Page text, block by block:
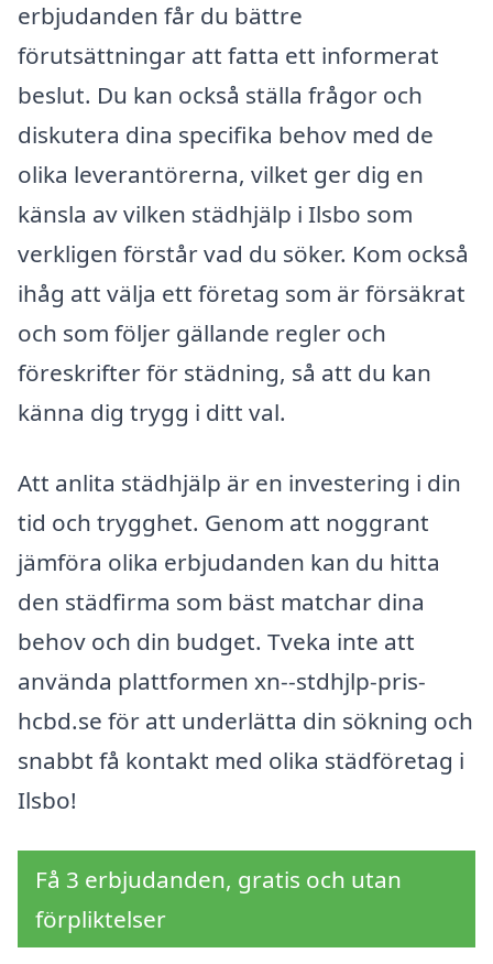
erbjudanden får du bättre
förutsättningar att fatta ett informerat
beslut. Du kan också ställa frågor och
diskutera dina specifika behov med de
olika leverantörerna, vilket ger dig en
känsla av vilken städhjälp i Ilsbo som
verkligen förstår vad du söker. Kom också
ihåg att välja ett företag som är försäkrat
och som följer gällande regler och
föreskrifter för städning, så att du kan
känna dig trygg i ditt val.
Att anlita städhjälp är en investering i din
tid och trygghet. Genom att noggrant
jämföra olika erbjudanden kan du hitta
den städfirma som bäst matchar dina
behov och din budget. Tveka inte att
använda plattformen xn--stdhjlp-pris-
hcbd.se för att underlätta din sökning och
snabbt få kontakt med olika städföretag i
Ilsbo!
Få 3 erbjudanden, gratis och utan
förpliktelser